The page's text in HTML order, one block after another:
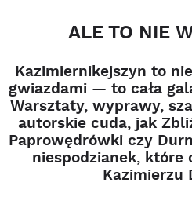
ALE TO NIE
Kazimiernikejszyn to
gwiazdami — to cała
Warsztaty, wyprawy,
autorskie cuda, jak
Paprowędrówki czy
niespodzianek, które
Kazimierzu